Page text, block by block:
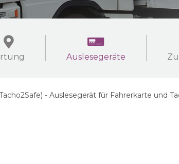
Auslesegeräte
- Auslesegerät für Fahrerkarte und